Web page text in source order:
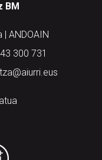
BM
ANDOAIN
300 731